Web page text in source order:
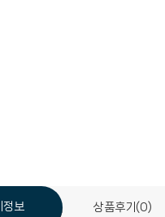
정보 상품후기(0)